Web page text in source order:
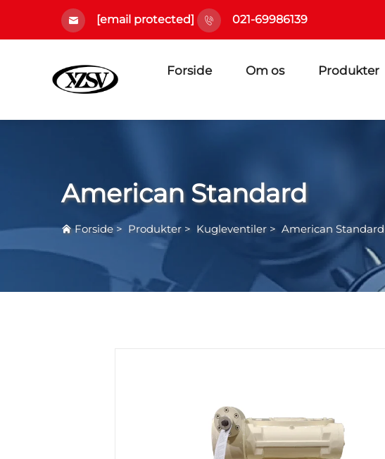
[email protected] 021-69986139
Forside Om os Produkter
American Standard
Forside > Produkter > Kugleventiler > American Standard